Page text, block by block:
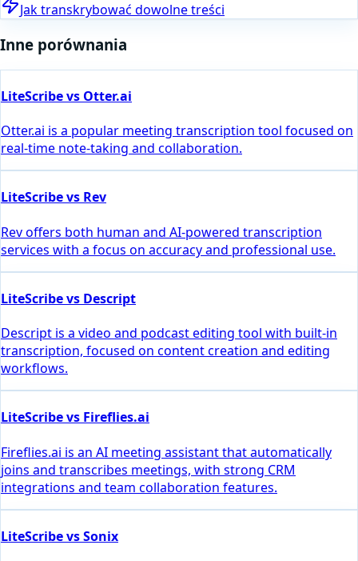
Jak transkrybować dowolne treści
Inne porównania
LiteScribe vs Otter.ai
Otter.ai is a popular meeting transcription tool focused on
real-time note-taking and collaboration.
LiteScribe vs Rev
Rev offers both human and AI-powered transcription
services with a focus on accuracy and professional use.
LiteScribe vs Descript
Descript is a video and podcast editing tool with built-in
transcription, focused on content creation and editing
workflows.
LiteScribe vs Fireflies.ai
Fireflies.ai is an AI meeting assistant that automatically
joins and transcribes meetings, with strong CRM
integrations and team collaboration features.
LiteScribe vs Sonix